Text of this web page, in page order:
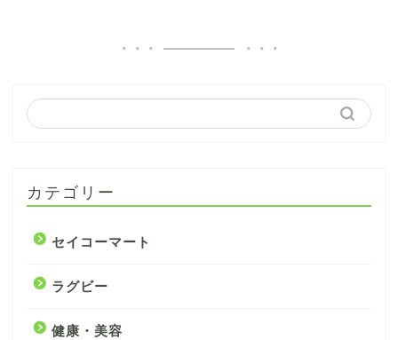
カテゴリー
セイコーマート
ラグビー
健康・美容